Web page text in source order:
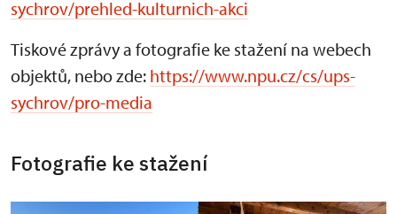
sychrov/prehled-kulturnich-akci
Tiskové zprávy a fotografie ke stažení na webech
objektů, nebo zde: https://www.npu.cz/cs/ups-
sychrov/pro-media
Fotografie ke stažení